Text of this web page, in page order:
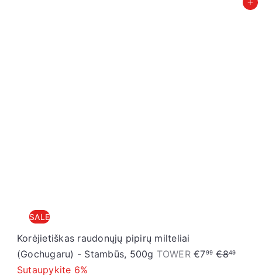
Įdėti į krepšelį
SALE
Korėjietiškas raudonųjų pipirų milteliai
(Gochugaru) - Stambūs, 500g TOWERS
€799 R
€849
Sutaupykite 6%